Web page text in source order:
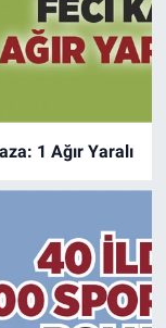
1 Ağır Yaralı